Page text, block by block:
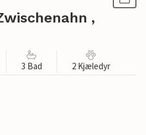
,
3 Bad 2 Kjæledyr